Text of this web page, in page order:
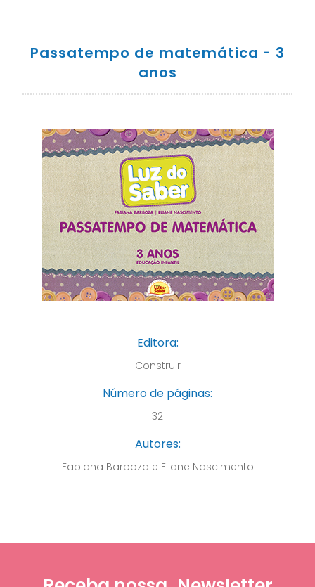
Passatempo de matemática - 3
anos
Editora:
Construir
Número de páginas:
32
Autores:
Fabiana Barboza e Eliane Nascimento